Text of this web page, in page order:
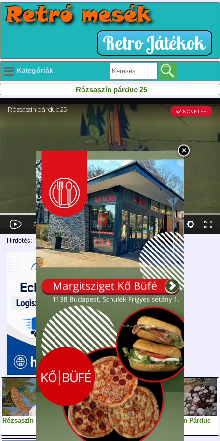
×
Kategóriák
Rózsaszín párduc 25
Hirdetés:
Rózsaszín Párduc 69 Rózsaszín Párduc 35
A Rózsaszín Párduc
78